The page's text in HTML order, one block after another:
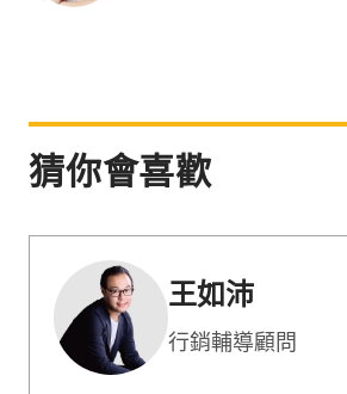
猜你會喜歡
王如沛
行銷輔導顧問